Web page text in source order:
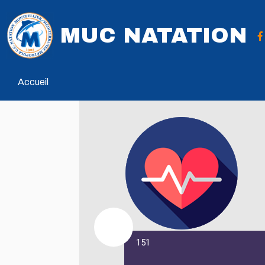
MUC NATATION
Accueil
151